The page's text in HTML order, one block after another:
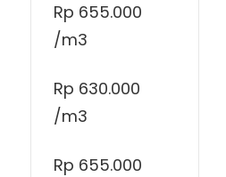
Rp 655.000
/m3
Rp 630.000
/m3
Rp 655.000